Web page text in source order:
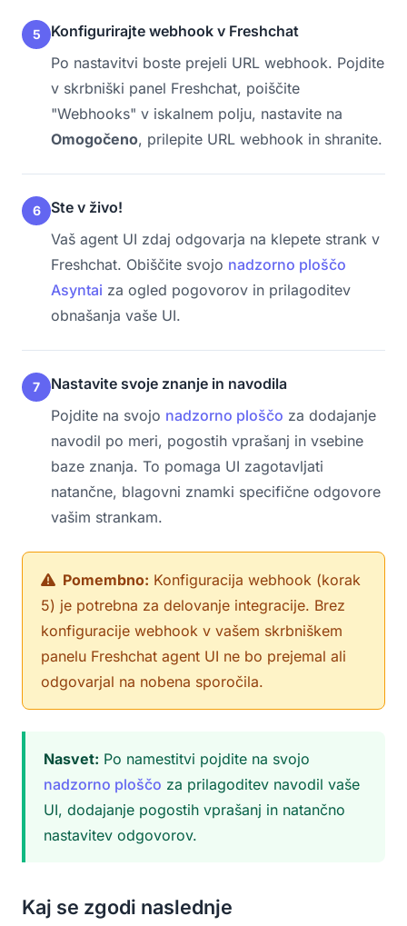
5
Konfigurirajte webhook v Freshchat
Po nastavitvi boste prejeli URL webhook. Pojdite
v skrbniški panel Freshchat, poiščite
"Webhooks" v iskalnem polju, nastavite na
Omogočeno, prilepite URL webhook in shranite.
6
Ste v živo!
Vaš agent UI zdaj odgovarja na klepete strank v
Freshchat. Obiščite svojo nadzorno ploščo
Asyntai za ogled pogovorov in prilagoditev
obnašanja vaše UI.
7
Nastavite svoje znanje in navodila
Pojdite na svojo nadzorno ploščo za dodajanje
navodil po meri, pogostih vprašanj in vsebine
baze znanja. To pomaga UI zagotavljati
natančne, blagovni znamki specifične odgovore
vašim strankam.
Pomembno: Konfiguracija webhook (korak
5) je potrebna za delovanje integracije. Brez
konfiguracije webhook v vašem skrbniškem
panelu Freshchat agent UI ne bo prejemal ali
odgovarjal na nobena sporočila.
Nasvet: Po namestitvi pojdite na svojo
nadzorno ploščo za prilagoditev navodil vaše
UI, dodajanje pogostih vprašanj in natančno
nastavitev odgovorov.
Kaj se zgodi naslednje